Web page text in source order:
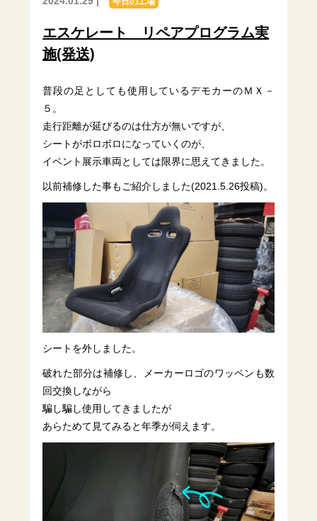
エスケレート リペアプログラム実
施(発送)
普段の足としても使用しているデモカーのＭＸ－
５。
走行距離が延びるのは仕方が無いですが、
シートがボロボロになっていくのが、
イベント展示車両としては限界に思えてきました。
以前補修した事もご紹介しました(2021.5.26投稿)。
シートを外しました。
破れた部分は補修し、メーカーロゴのワッペンも数
回交換しながら
騙し騙し使用してきましたが
あらためて見てみると年季が伺えます。